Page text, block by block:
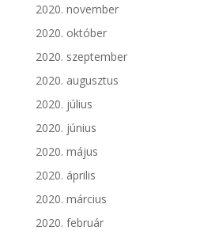
2020. november
2020. október
2020. szeptember
2020. augusztus
2020. július
2020. június
2020. május
2020. április
2020. március
2020. február